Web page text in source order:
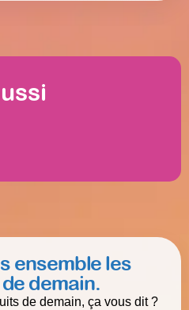
ensemble les
demain.
de demain, ça vous dit ?